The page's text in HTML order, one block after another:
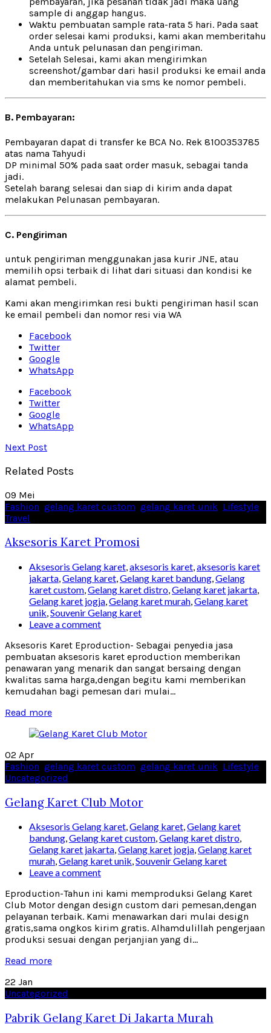
sample di anggap hangus.
Waktu pembuatan sample rata-rata 5 hari. Pada saat
order selesai kami produksi, kami akan memberitahu
Anda untuk pelunasan dan pengiriman.
Setelah Selesai, kami akan mengirimkan
screenshot/gambar dari hasil produksi ke email anda
dan memberitahukan via sms ke nomor pembeli.
B. Pembayaran:
Pembayaran dapat di transfer ke BCA No. Rek 8100353785
atas nama Tahyudi
DP minimal 50% pada saat order masuk, sebagai tanda
jadi.
Setelah barang selesai dan siap di kirim anda dapat
melakukan Pelunasan pembayaran.
C. Pengiriman
untuk pengiriman menggunakan jasa kurir JNE, atau
memilih opsi terbaik di lihat dari situasi dan kondisi ke
alamat pembeli.
Kami akan mengirimkan resi bukti pengiriman hasil scan
ke email pembeli dan nomor resi via WA
Facebook
Twitter
Google
WhatsApp
Facebook
Twitter
Google
WhatsApp
Next Post
Related Posts
09 Mei
Fashion gelang karet custom gelang karet unik Lifestyle
Travel
Aksesoris Karet Promosi
Aksesoris Gelang karet,aksesoris karet,aksesoris karet
jakarta,Gelang karet,Gelang karet bandung,Gelang
karet custom,Gelang karet distro,Gelang karet jakarta,
Gelang karet jogja,Gelang karet murah,Gelang karet
unik,Souvenir Gelang karet
Leave a comment
Aksesoris Karet Eproduction- Sebagai penyedia jasa
pembuatan aksesoris karet eproduction memberikan
penawaran yang menarik dan sangat bersaing dengan
kwalitas sama harga,dengan begitu kami memberikan
kemudahan bagi pemesan dari mulai...
Read more
02 Apr
Fashion gelang karet custom gelang karet unik Lifestyle
Uncategorized
Gelang Karet Club Motor
Aksesoris Gelang karet,Gelang karet,Gelang karet
bandung,Gelang karet custom,Gelang karet distro,
Gelang karet jakarta,Gelang karet jogja,Gelang karet
murah,Gelang karet unik,Souvenir Gelang karet
Leave a comment
Eproduction-Tahun ini kami memproduksi Gelang Karet
Club Motor dengan design custom dari pemesan,dengan
pelayanan terbaik. Kami menawarkan dari mulai design
gratis,sama ongkos kirim gratis. Alhamdulillah pengerjaan
produksi sesuai dengan perjanjian yang di...
Read more
22 Jan
Uncategorized
Pabrik Gelang Karet Di Jakarta Murah